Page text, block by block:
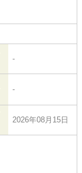
-
-
2026年08月15日